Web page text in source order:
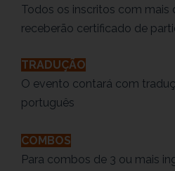
Todos os inscritos com mais
receberão certificado de
TRADUÇÃO
O evento contará com
português
COMBOS
Para combos de 3 ou mais